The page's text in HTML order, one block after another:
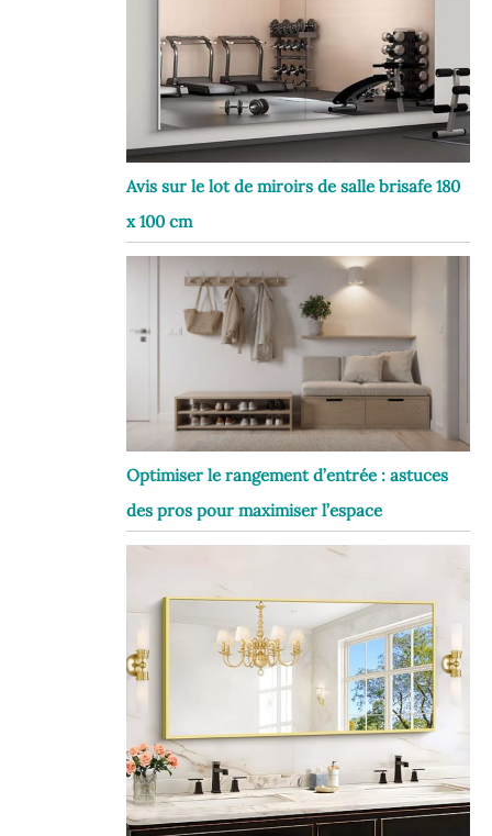
Avis sur le lot de miroirs de salle brisafe 180
x 100 cm
Optimiser le rangement d’entrée : astuces
des pros pour maximiser l’espace